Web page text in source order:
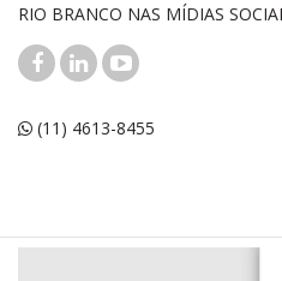
RIO BRANCO NAS MÍDIAS
(11) 4613-8455